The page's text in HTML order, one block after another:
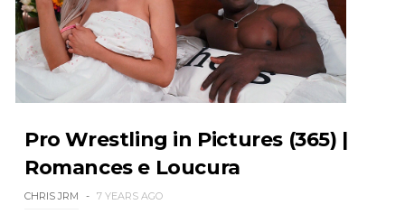
WWE: CM Punk reage ao Moonsault mal
executado no SummerSlam
Emoção e provocação no SummerSlam: Chelsea
Pro Wrestling in Pictures (365) |
Romances e Loucura
CHRIS JRM 7 YEARS AGO